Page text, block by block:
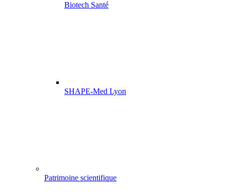
Biotech Santé
SHAPE-Med Lyon
Patrimoine scientifique